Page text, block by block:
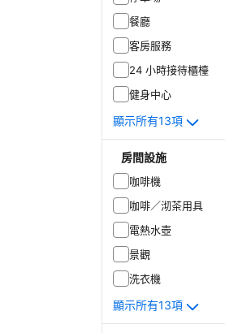
餐廳
客房服務
24 小時接待櫃檯
健身中心
顯示所有13項
房間設施
咖啡機
咖啡／沏茶用具
電熱水壺
景觀
洗衣機
顯示所有13項